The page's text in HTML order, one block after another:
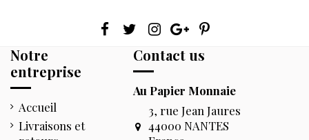
Notre
entreprise
Accueil
Livraisons et
Contact us
Au Papier Monnaie
3, rue Jean Jaures
44000 NANTES